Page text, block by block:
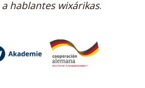
hablantes wixárikas.